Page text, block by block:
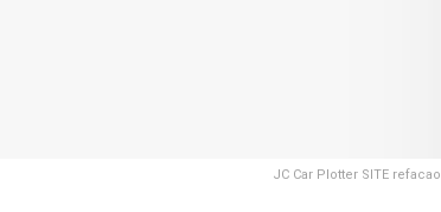
JC Car Plotter SITE refacao